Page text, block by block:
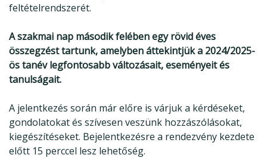
feltételrendszerét.
A szakmai nap második felében egy rövid éves
összegzést tartunk, amelyben áttekintjüka 2024/2025-
ös tanév legfontosabb változásait, eseményeit és
tanulságait.
A jelentkezés során már előre is várjuk a kérdéseket,
gondolatokat és szívesen veszünk hozzászólásokat,
kiegészítéseket. Bejelentkezésre a rendezvény kezdete
előtt 15 perccel lesz lehetőség.